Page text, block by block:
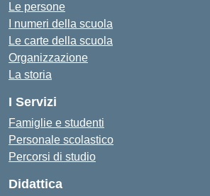
Le persone
I numeri della scuola
Le carte della scuola
Organizzazione
La storia
I Servizi
Famiglie e studenti
Personale scolastico
Percorsi di studio
Didattica